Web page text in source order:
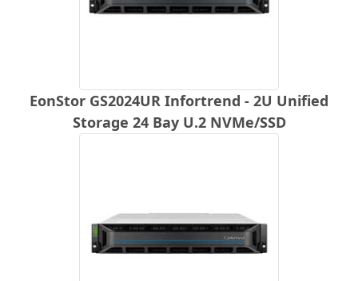
EonStor GS2024UR Infortrend - 2U Unified
Storage 24 Bay U.2 NVMe/SSD